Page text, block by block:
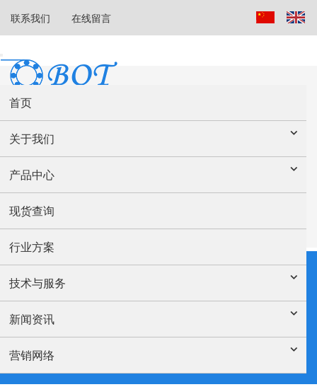
联系我们 在线留言
首页
关于我们
产品中心
现货查询
行业方案
技术与服务
新闻资讯
营销网络